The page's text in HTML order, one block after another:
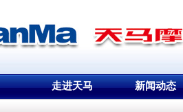
走进天马 新闻动态